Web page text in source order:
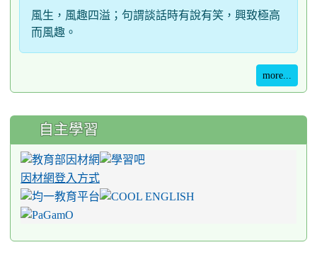
風生，風趣四溢；句謂談話時有說有笑，興致極高
而風趣。
more...
自主學習
因材網登入方式